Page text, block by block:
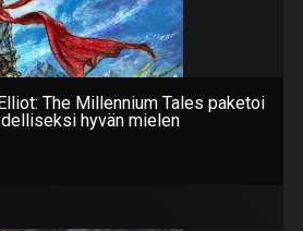
The Millennium Tales paketoi
hyvän mielen